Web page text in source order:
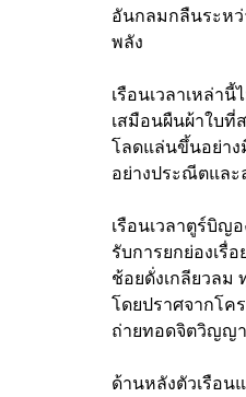
อันกลมกลืนระหว่
พลัง
เรือนเวลาเหล่า
เสมือนผืนผ้าใบที่
โลดแล่นขึ้นอย่าง
อย่างประณีตและ
เรือนเวลาตูร์บิญ
รับการยกย่องเรื่
ช้อยดั่งเกลียวลม
โดยปราศจากโค
ถ่ายทอดจิตวิญญ
ด้านหลังตัวเรือน